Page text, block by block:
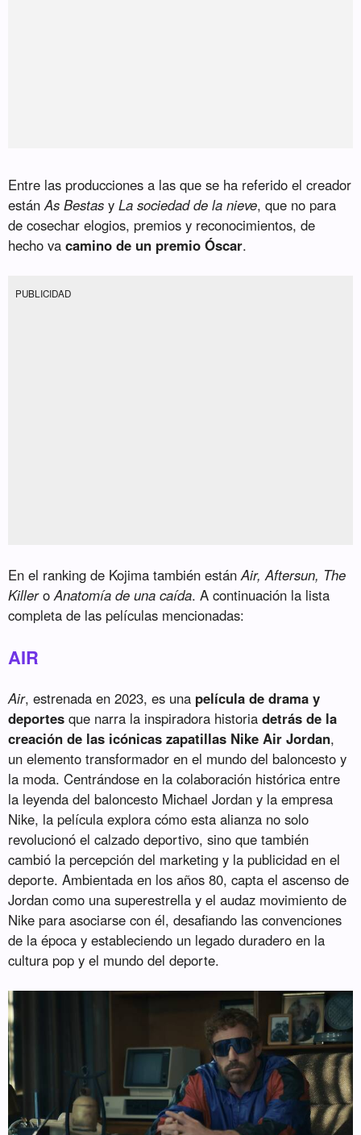
Entre las producciones a las que se ha referido el creador
estánAs Bestas yLa sociedad de la nieve, que no para
de cosechar elogios, premios y reconocimientos, de
hecho vacamino de un premio Óscar.
PUBLICIDAD
En el ranking de Kojima también estánAir, Aftersun, The
KilleroAnatomía de una caída. A continuación la lista
completa de las películas mencionadas:
AIR
Air, estrenada en 2023, es una película de drama y
deportes que narra la inspiradora historiadetrás de la
creación de las icónicas zapatillas Nike Air Jordan,
un elemento transformador en el mundo del baloncesto y
la moda. Centrándose en la colaboración histórica entre
la leyenda del baloncesto Michael Jordan y la empresa
Nike, la película explora cómo esta alianza no solo
revolucionó el calzado deportivo, sino que también
cambió la percepción del marketing y la publicidad en el
deporte. Ambientada en los años 80, capta el ascenso de
Jordan como una superestrella y el audaz movimiento de
Nike para asociarse con él, desafiando las convenciones
de la época y estableciendo un legado duradero en la
cultura pop y el mundo del deporte.